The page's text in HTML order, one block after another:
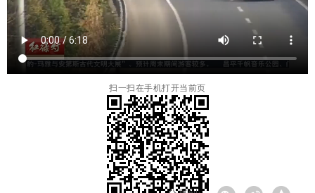
扫一扫在手机打开当前页